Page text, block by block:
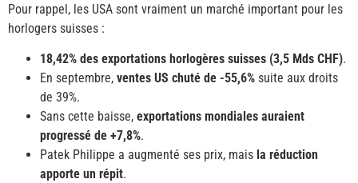
Pour rappel, les USA sont vraiment un marché important pour les
horlogers suisses :
18,42% des exportations horlogères suisses (3,5 Mds CHF).
En septembre, ventes US chuté de -55,6% suite aux droits
de 39%.
Sans cette baisse, exportations mondiales auraient
progressé de +7,8%.
Patek Philippe a augmenté ses prix, mais la réduction
apporte un répit.